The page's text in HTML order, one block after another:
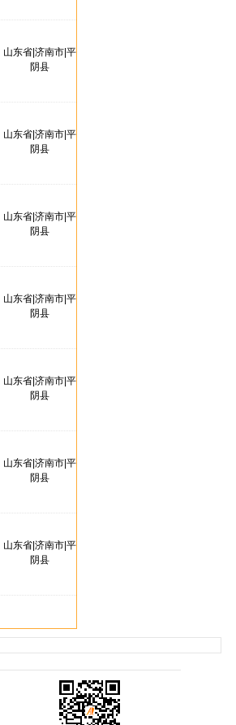
山东省|济南市|平
阴县
山东省|济南市|平
阴县
山东省|济南市|平
阴县
山东省|济南市|平
阴县
山东省|济南市|平
阴县
山东省|济南市|平
阴县
山东省|济南市|平
阴县